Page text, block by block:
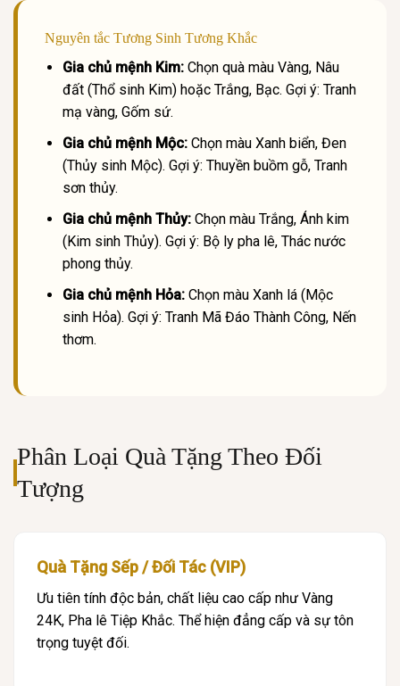
Nguyên tắc Tương Sinh Tương Khắc
Gia chủ mệnh Kim: Chọn quà màu Vàng, Nâu
đất (Thổ sinh Kim) hoặc Trắng, Bạc. Gợi ý: Tranh
mạ vàng, Gốm sứ.
Gia chủ mệnh Mộc: Chọn màu Xanh biển, Đen
(Thủy sinh Mộc). Gợi ý: Thuyền buồm gỗ, Tranh
sơn thủy.
Gia chủ mệnh Thủy: Chọn màu Trắng, Ánh kim
(Kim sinh Thủy). Gợi ý: Bộ ly pha lê, Thác nước
phong thủy.
Gia chủ mệnh Hỏa: Chọn màu Xanh lá (Mộc
sinh Hỏa). Gợi ý: Tranh Mã Đáo Thành Công, Nến
thơm.
Phân Loại Quà Tặng Theo Đối
Tượng
Quà Tặng Sếp / Đối Tác (VIP)
Ưu tiên tính độc bản, chất liệu cao cấp như Vàng
24K, Pha lê Tiệp Khắc. Thể hiện đẳng cấp và sự tôn
trọng tuyệt đối.